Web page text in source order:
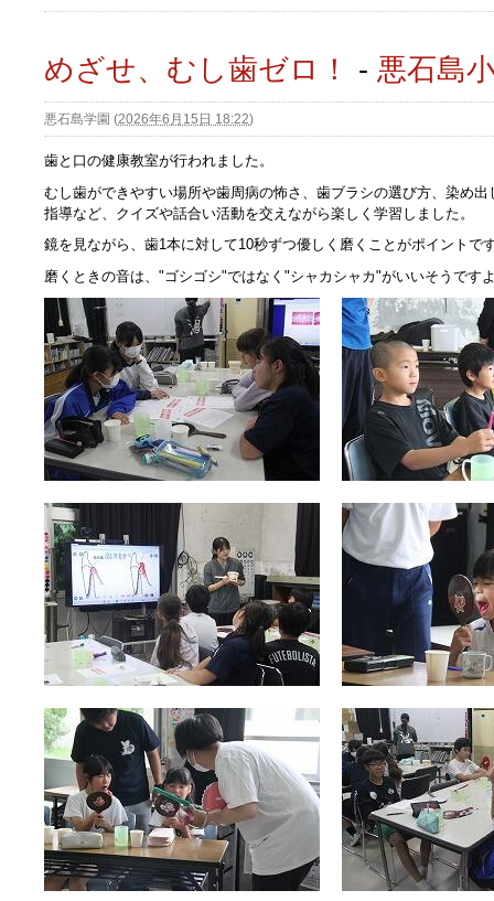
めざせ、むし歯ゼロ！ - 悪石島
悪石島学園 (2026年6月15日 18:22)
歯と口の健康教室が行われました。
むし歯ができやすい場所や歯周病の怖さ、歯ブラシの選び方、染め
指導など、クイズや話合い活動を交えながら楽しく学習しました。
鏡を見ながら、歯1本に対して10秒ずつ優しく磨くことがポイントで
磨くときの音は、"ゴシゴシ"ではなく"シャカシャカ"がいいそうです